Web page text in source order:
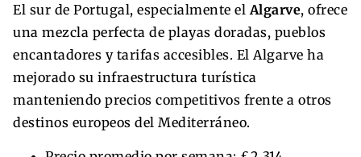
El sur de Portugal, especialmente el Algarve, ofrece
una mezcla perfecta de playas doradas, pueblos
encantadores y tarifas accesibles. El Algarve ha
mejorado su infraestructura turística
manteniendo precios competitivos frente a otros
destinos europeos del Mediterráneo.